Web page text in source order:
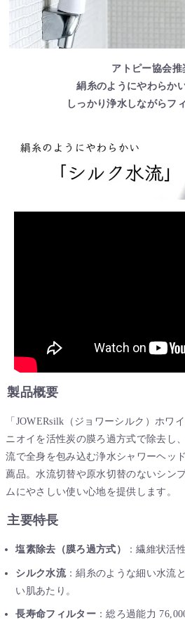
アトピー協会推
絹糸のようにやわらか
しっかり浄水しながらフ
製品概要
「JOWERsilk（ジョワーシルク）ホワ
ニオイを活性炭の膜ろ過方式で除去し
流で全身を包み込む浄水シャワーヘッ
薦品。水流切替や原水切替のないシン
ムにやさしい使い心地を提供します。
主要特長
塩素除去（膜ろ過方式） ：繊維状活
シルク水流：絹糸のような細い水流
い肌あたり。
長寿命フィルター ：総ろ過能力